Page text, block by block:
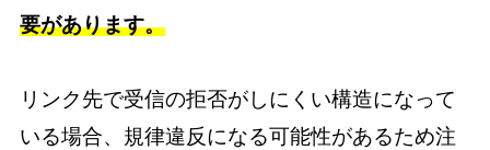
要があります。
リンク先で受信の拒否がしにくい構造になって
いる場合、規律違反になる可能性があるため注